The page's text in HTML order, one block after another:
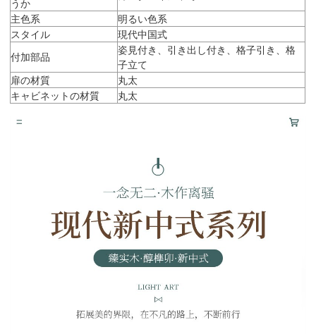
主色系
明るい色系
スタイル
現代中国式
付加部品
姿見付き、引き出し付き、格子引き、格
子立て
扉の材質
丸太
キャビネットの材質
丸太